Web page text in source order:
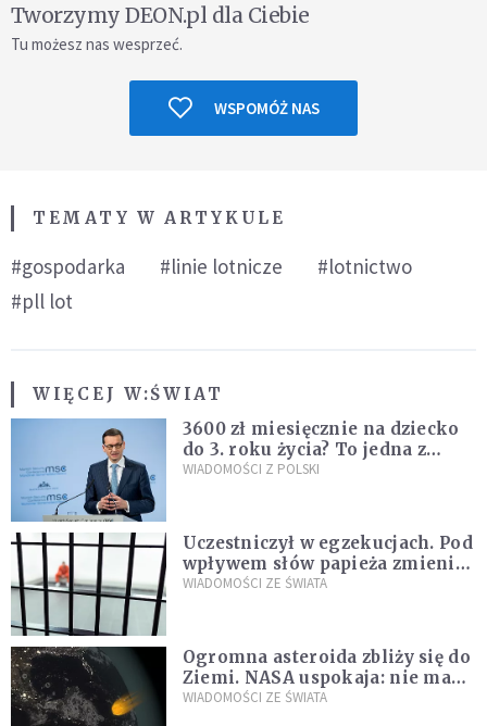
Tworzymy DEON.pl dla Ciebie
Tu możesz nas wesprzeć.
WSPOMÓŻ NAS
TEMATY W ARTYKULE
#gospodarka #linie lotnicze
#lotnictwo
#pll lot
WIĘCEJ W:ŚWIAT
3600 zł miesięcznie na dziecko
do 3. roku życia? To jedna z
propozycji programu "Rozwój
WIADOMOŚCI Z POLSKI
Uczestniczył w egzekucjach. Pod
wpływem słów papieża zmienił
zdanie
WIADOMOŚCI ZE ŚWIATA
Ogromna asteroida zbliży się do
Ziemi. NASA uspokaja: nie ma
zagrożenia
WIADOMOŚCI ZE ŚWIATA